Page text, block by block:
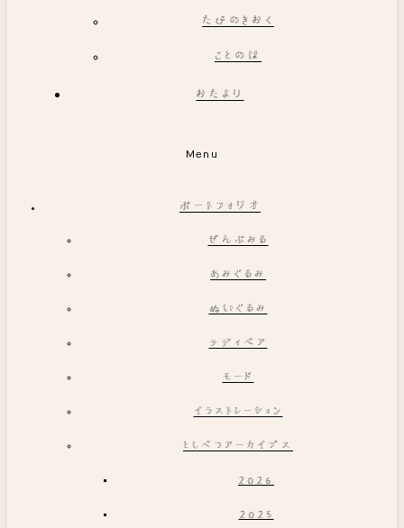
たびのきおく
ことのは
おたより
Menu
ポートフォリオ
ぜんぶみる
あみぐるみ
ぬいぐるみ
テディベア
モード
イラストレーション
としべつアーカイブス
2026
2025